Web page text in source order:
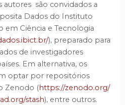
autores são convidados a
Dados do Instituto
em Ciência e Tecnologia
), preparado para
de investigadores
Em alternativa, os
optar por repositórios
Zenodo (https://zenodo.org/
stash), entre outros.